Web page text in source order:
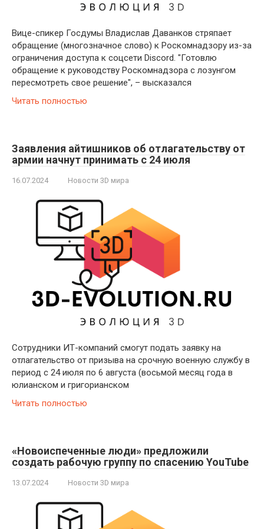
Вице-спикер Госдумы Владислав Даванков стряпает
обращение (многозначное слово) к Роскомнадзору из-за
ограничения доступа к соцсети Discord. "Готовлю
обращение к руководству Роскомнадзора с лозунгом
пересмотреть свое решение", – высказался
Читать полностью
Заявления айтишников об отлагательству от
армии начнут принимать с 24 июля
16.07.2024 Новости 3D мира
Сотрудники ИТ-компаний смогут подать заявку на
отлагательство от призыва на срочную военную службу в
период с 24 июля по 6 августа (восьмой месяц года в
юлианском и григорианском
Читать полностью
«Новоиспеченные люди» предложили
создать рабочую группу по спасению YouTube
13.07.2024 Новости 3D мира